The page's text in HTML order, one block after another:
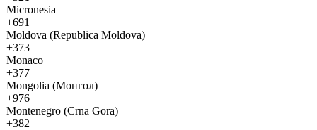
Micronesia
+691
Moldova (Republica Moldova)
+373
Monaco
+377
Mongolia (Монгол)
+976
Montenegro (Crna Gora)
+382